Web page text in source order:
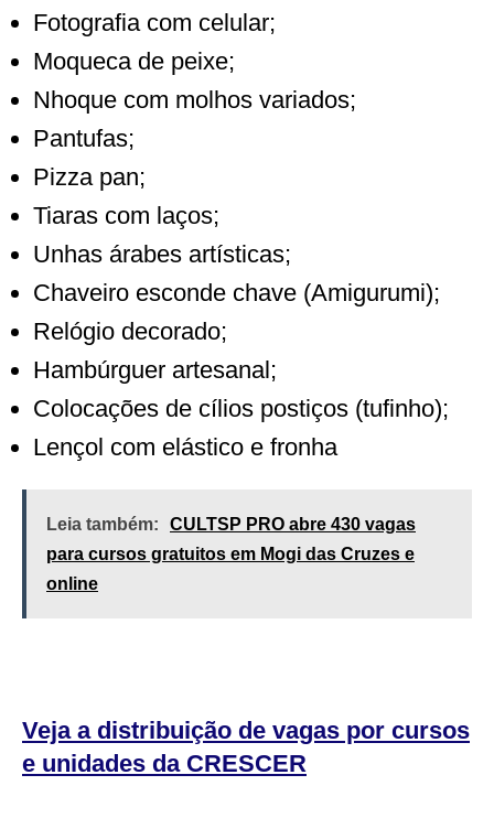
Fotografia com celular;
Moqueca de peixe;
Nhoque com molhos variados;
Pantufas;
Pizza pan;
Tiaras com laços;
Unhas árabes artísticas;
Chaveiro esconde chave (Amigurumi);
Relógio decorado;
Hambúrguer artesanal;
Colocações de cílios postiços (tufinho);
Lençol com elástico e fronha
Leia também:
CULTSP PRO abre 430 vagas
para cursos gratuitos em Mogi das Cruzes e
online
Veja a distribuição de vagas por cursos
e unidades da CRESCER